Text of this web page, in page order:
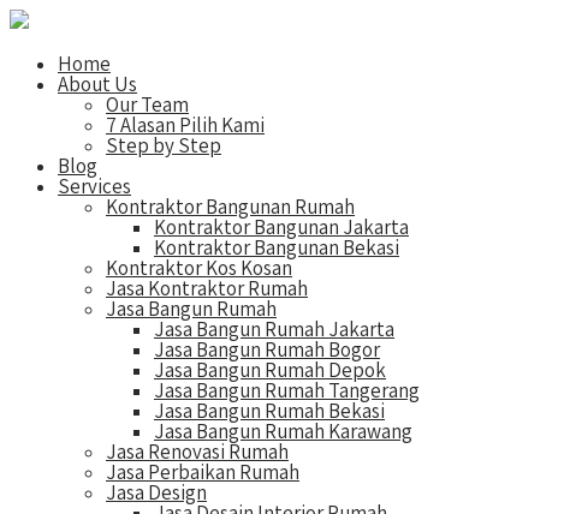
Home
About Us
Our Team
7 Alasan Pilih Kami
Step by Step
Blog
Services
Kontraktor Bangunan Rumah
Kontraktor Bangunan Jakarta
Kontraktor Bangunan Bekasi
Kontraktor Kos Kosan
Jasa Kontraktor Rumah
Jasa Bangun Rumah
Jasa Bangun Rumah Jakarta
Jasa Bangun Rumah Bogor
Jasa Bangun Rumah Depok
Jasa Bangun Rumah Tangerang
Jasa Bangun Rumah Bekasi
Jasa Bangun Rumah Karawang
Jasa Renovasi Rumah
Jasa Perbaikan Rumah
Jasa Design